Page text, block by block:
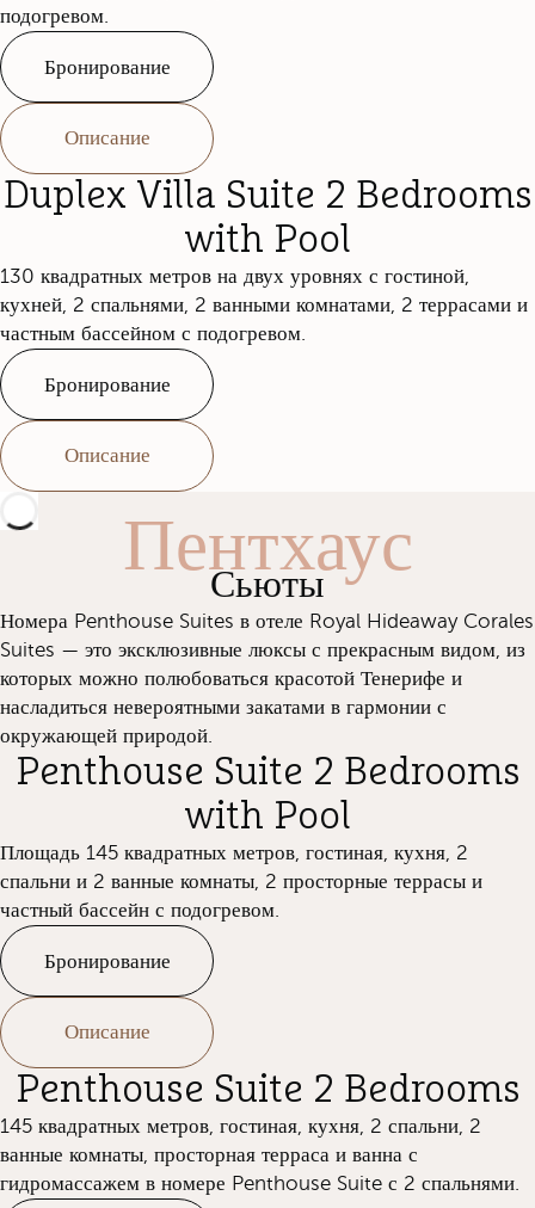
подогревом.
Бронирование
Описание
Duplex Villa Suite 2 Bedrooms
with Pool
130 квадратных метров на двух уровнях с гостиной,
кухней, 2 спальнями, 2 ванными комнатами, 2 террасами и
частным бассейном с подогревом.
Бронирование
Описание
Пентхаус
Сьюты
Номера Penthouse Suites в отеле Royal Hideaway Corales
Suites — это эксклюзивные люксы с прекрасным видом, из
которых можно полюбоваться красотой Тенерифе и
насладиться невероятными закатами в гармонии с
окружающей природой.
Penthouse Suite 2 Bedrooms
with Pool
Площадь 145 квадратных метров, гостиная, кухня, 2
спальни и 2 ванные комнаты, 2 просторные террасы и
частный бассейн с подогревом.
Бронирование
Описание
Penthouse Suite 2 Bedrooms
145 квадратных метров, гостиная, кухня, 2 спальни, 2
ванные комнаты, просторная терраса и ванна с
гидромассажем в номере Penthouse Suite с 2 спальнями.